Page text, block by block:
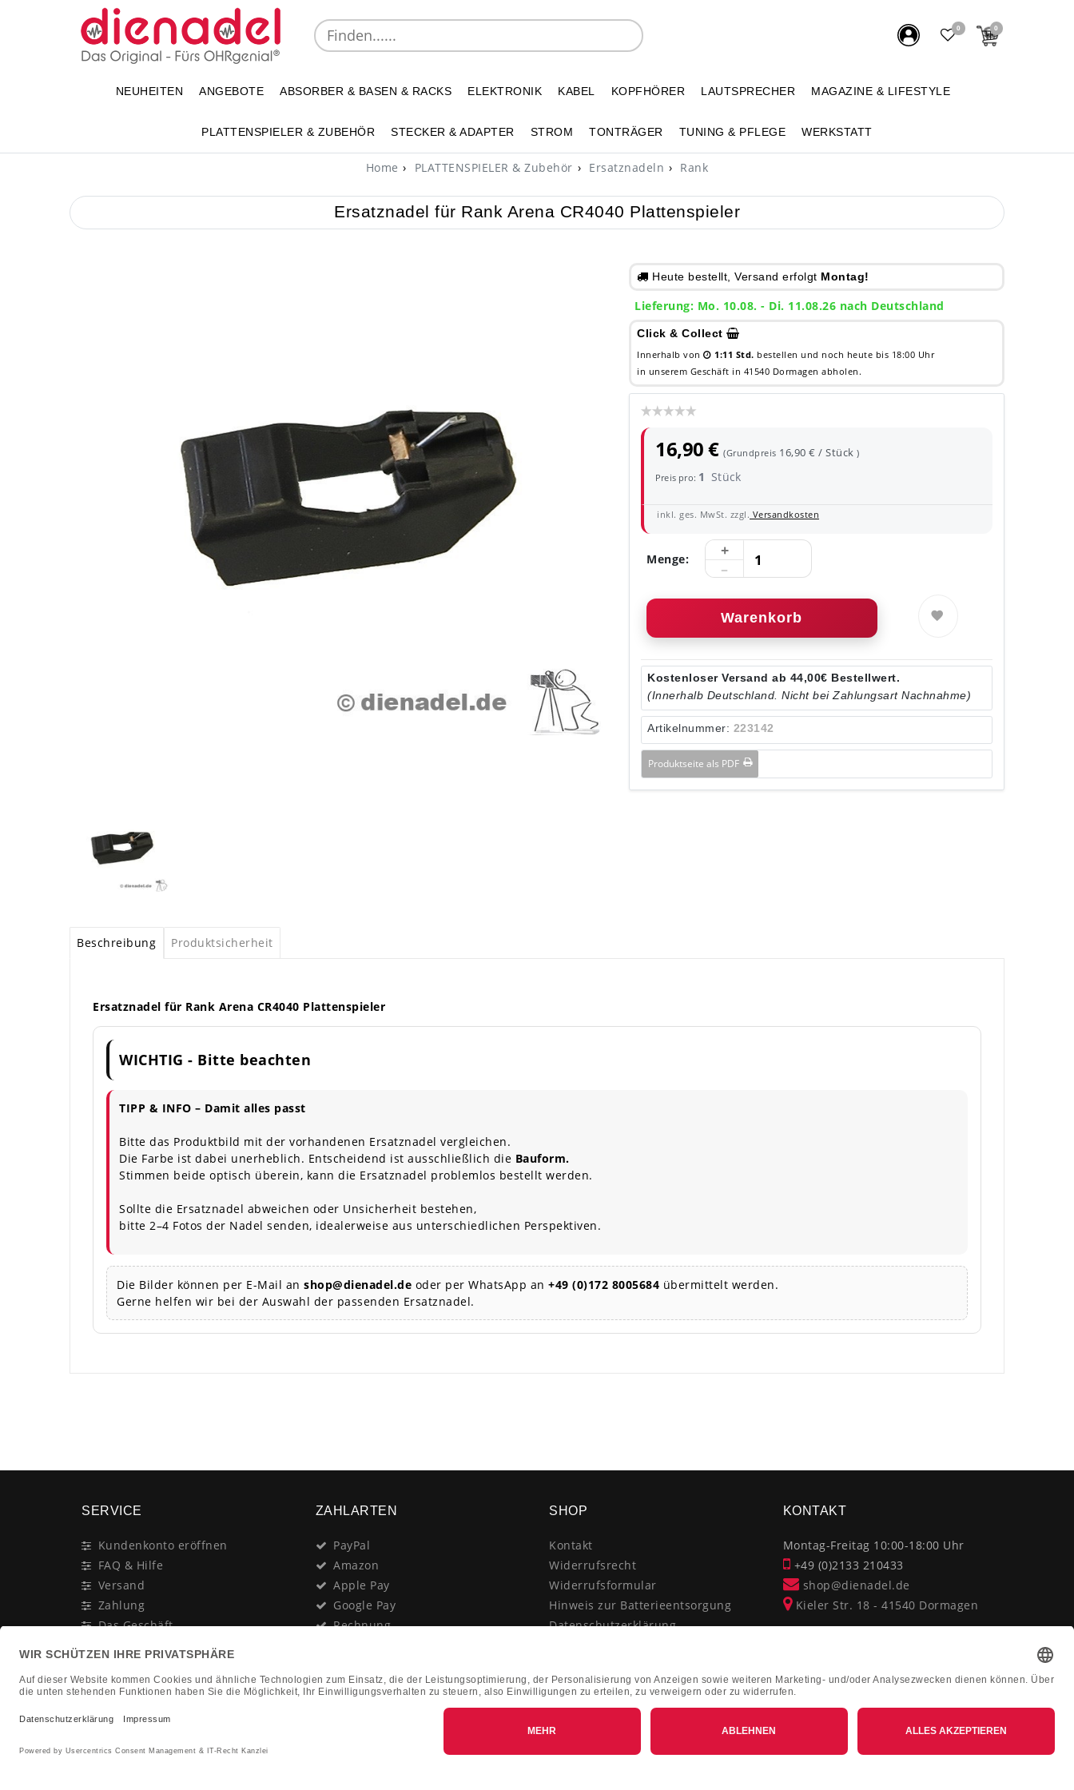
0 0
NEUHEITEN ANGEBOTE ABSORBER & BASEN & RACKS ELEKTRONIK KABEL KOPFHÖRER LAUTSPRECHER MAGAZINE & LIFESTYLE
PLATTENSPIELER & ZUBEHÖR STECKER & ADAPTER STROM TONTRÄGER TUNING & PFLEGE WERKSTATT
Home PLATTENSPIELER & Zubehör Ersatznadeln Rank
Ersatznadel für Rank Arena CR4040 Plattenspieler
Heute bestellt, Versand erfolgt Montag!
Lieferung: Mo. 10.08. - Di. 11.08.26 nach Deutschland
Click & Collect
Innerhalb von 1:11 Std. bestellen und noch heute bis 18:00 Uhr
in unserem Geschäft in 41540 Dormagen abholen.
16,90 €(Grundpreis 16,90 € / Stück)
Preis pro: 1 Stück
inkl. ges. MwSt. zzgl. Versandkosten
Menge:
Warenkorb
Kostenloser Versand ab 44,00€ Bestellwert.
(Innerhalb Deutschland. Nicht bei Zahlungsart Nachnahme)
Artikelnummer: 223142
Produktseite als PDF
Beschreibung Produktsicherheit
Ersatznadel für Rank Arena CR4040 Plattenspieler
WICHTIG - Bitte beachten
TIPP & INFO – Damit alles passt
Bitte das Produktbild mit der vorhandenen Ersatznadel vergleichen.
Die Farbe ist dabei unerheblich. Entscheidend ist ausschließlich die Bauform.
Stimmen beide optisch überein, kann die Ersatznadel problemlos bestellt werden.
Sollte die Ersatznadel abweichen oder Unsicherheit bestehen,
bitte 2–4 Fotos der Nadel senden, idealerweise aus unterschiedlichen Perspektiven.
Die Bilder können per E-Mail an shop@dienadel.de oder per WhatsApp an +49 (0)172 8005684 übermittelt werden.
Gerne helfen wir bei der Auswahl der passenden Ersatznadel.
SERVICE
Kundenkonto eröffnen
FAQ & Hilfe
Versand
Zahlung
Das Geschäft
Anschrift & Öffnungszeiten
Newsletter
In Gedenken an:
ZAHLARTEN
PayPal
Amazon
Apple Pay
Google Pay
Rechnung
Ratenkauf
SHOP
Kontakt
Widerrufsrecht
Widerrufsformular
Hinweis zur Batterieentsorgung
Datenschutzerklärung
Vertrag widerrufen
KONTAKT
Montag-Freitag 10:00-18:00 Uhr
+49 (0)2133 210433
shop@dienadel.de
Kieler Str. 18 - 41540 Dormagen